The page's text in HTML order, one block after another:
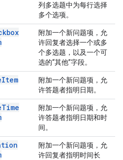
列多选题中为每行选择
多个选项。
附加一个新问题项，允
许回复者选择一个或多
个多选题，以及一个可
选的“其他”字段。
Item
附加一个新问题项，允
许答题者指明日期。
Time
附加一个新问题项，允
许答题者指明日期和时
间。
附加一个新问题项，允
许回复者指明时间长